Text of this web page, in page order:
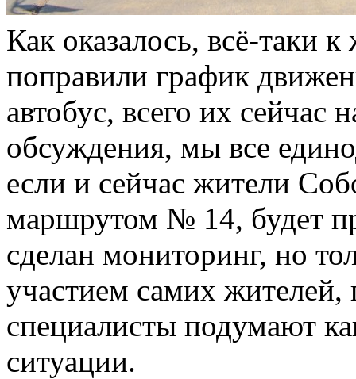
Как оказалось, всё-таки
поправили график
автобус, всего их сейчас
обсуждения, мы все
если и сейчас жители
маршрутом № 14, будет
сделан мониторинг, но
участием самих жителей,
специалисты подумают
ситуации.